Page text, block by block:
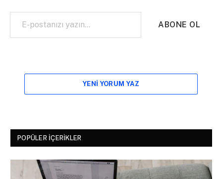
E-postanızı yazın…
ABONE OL
YENI YORUM YAZ
POPÜLER İÇERIKLER